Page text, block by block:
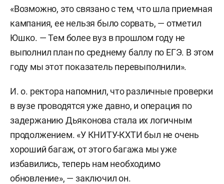
«Возможно, это связано с тем, что шла приемная
кампания, ее нельзя было сорвать, — отметил
Юшко. — Тем более вуз в прошлом году не
выполнил план по среднему баллу по ЕГЭ. В этом
году мы этот показатель перевыполнили».
И. о. ректора напомнил, что различные проверки
в вузе проводятся уже давно, и операция по
задержанию Дьяконова стала их логичным
продолжением. «У КНИТУ-КХТИ был не очень
хороший багаж, от этого багажа мы уже
избавились, теперь нам необходимо
обновление», — заключил он.